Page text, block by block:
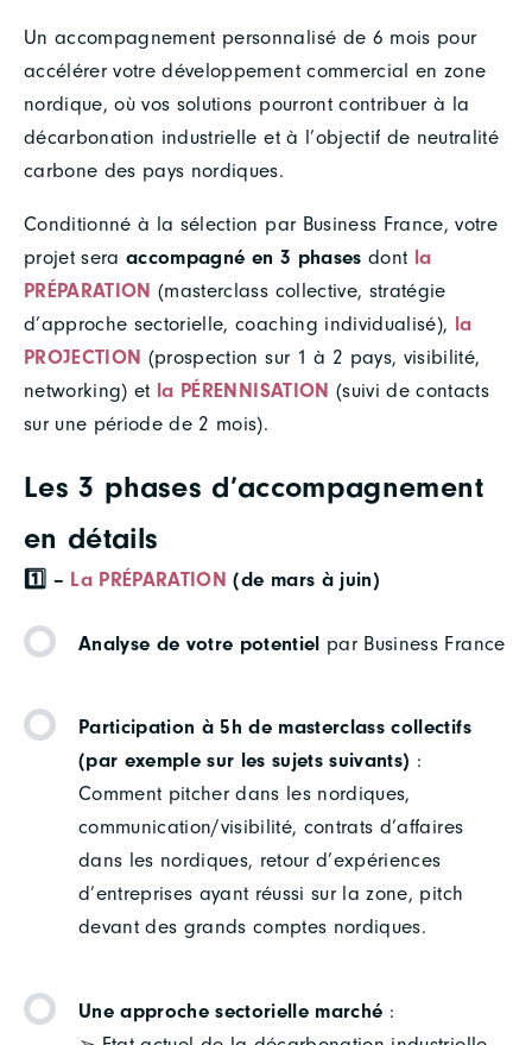
Un accompagnement personnalisé de 6 mois pour
accélérer votre développement commercial en zone
nordique, où vos solutions pourront contribuer à la
décarbonation industrielle et à l’objectif de neutralité
carbone des pays nordiques.
Conditionné à la sélection par Business France, votre
projet seraaccompagné en 3 phases dont la
PRÉPARATION (masterclass collective, stratégie
d’approche sectorielle, coaching individualisé), la
PROJECTION (prospection sur 1 à 2 pays, visibilité,
networking) et la PÉRENNISATION (suivi de contacts
sur une période de 2 mois).
Les 3 phases d’accompagnement
en détails
1️⃣ – La PRÉPARATION (de mars à juin)
Analyse de votre potentiel par Business France
Participation à 5h de masterclass collectifs
(par exemple sur les sujets suivants) :
Comment pitcher dans les nordiques,
communication/visibilité, contrats d’affaires
dans les nordiques, retour d’expériences
d’entreprises ayant réussi sur la zone, pitch
devant des grands comptes nordiques.
Une approche sectorielle marché :